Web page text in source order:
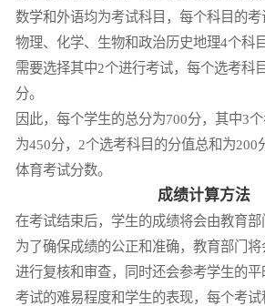
数学和外语均为考试科目，每个科目的考
物理、化学、生物和政治历史地理4个科
需要选择其中2个进行考试，每个选考科
分。
因此，每个学生的总分为700分，其中3
为450分，2个选考科目的分值总和为200
体育考试分数。
成绩计算方法
在考试结束后，学生的成绩将会由教育部
为了确保成绩的公正和准确，教育部门
进行复核和审查，同时还会参考学生的
考试的难易程度和学生的表现，每个考